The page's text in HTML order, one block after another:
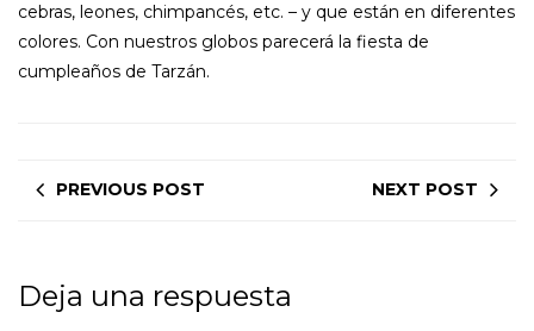
cebras, leones, chimpancés, etc. – y que están en diferentes
colores. Con nuestros globos parecerá la fiesta de
cumpleaños de Tarzán.
PREVIOUS POST NEXT POST
Deja una respuesta